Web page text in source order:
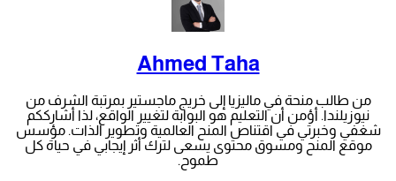
Ahmed Taha
من طالب منحة في ماليزيا إلى خريج ماجستير بمرتبة الشرف من
نيوزيلندا. أؤمن أن التعليم هو البوابة لتغيير الواقع، لذا أشارككم
شغفي وخبرتي في اقتناص المنح العالمية وتطوير الذات. مؤسس
موقع المنح ومسوق محتوى يسعى لترك أثر إيجابي في حياة كل
طموح.